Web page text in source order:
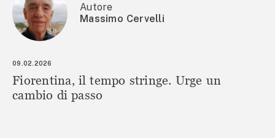
Autore
Massimo Cervelli
09.02.2026
Fiorentina, il tempo stringe. Urge un
cambio di passo